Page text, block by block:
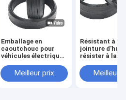
Emballage en
caoutchouc pour
véhicules électriques
Combination Seal
pour haute pression
Meilleur prix
Résistant à
jointure
résister à la
la
Meilleur